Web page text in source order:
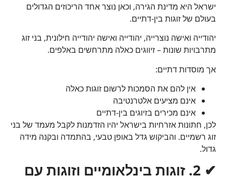
ישראל היא מדינת הגירה, וכאן נוצר אחד הריכוזים הגדולים
בעולם של זוגות בין-דתיים.
יהודייה ואישה נוצרייה, יהודייה ואישה יהודייה חילונית, בני זוג
מתרבויות שונות – זיווגים כאלה מתרחשים באלפים.
אך מוסדות דתיים:
אין להם את הסמכות לרשום זוגות כאלה
אינם מציעים אלטרנטיבה
אינם מכירים בזיוגים בין-דתיים
לכן, חתונות אזרחיות בישראל יהיו הזדמנות לקבל מעמד של בני
זוג רשמיים. והביקוש גדל באופן טבעי, בהתמדה ובקנה מידה
גדול.
✔
2.
זוגות בינלאומיים וזוגות עם